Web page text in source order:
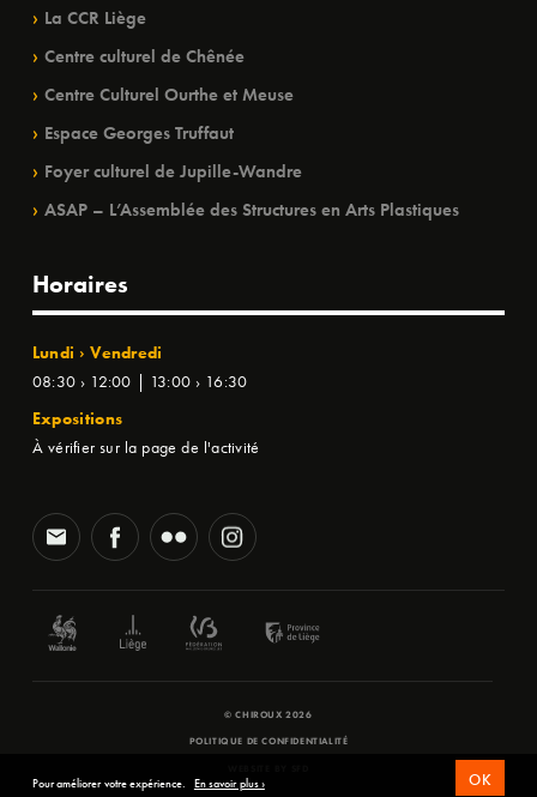
La CCR Liège
Centre culturel de Chênée
Centre Culturel Ourthe et Meuse
Espace Georges Truffaut
Foyer culturel de Jupille-Wandre
ASAP – L’Assemblée des Structures en Arts Plastiques
Horaires
Lundi › Vendredi
08:30 › 12:00 | 13:00 › 16:30
Expositions
À vérifier sur la page de l'activité
© CHIROUX 2026
POLITIQUE DE CONFIDENTIALITÉ
Pour améliorer votre expérience. En savoir plus › OK